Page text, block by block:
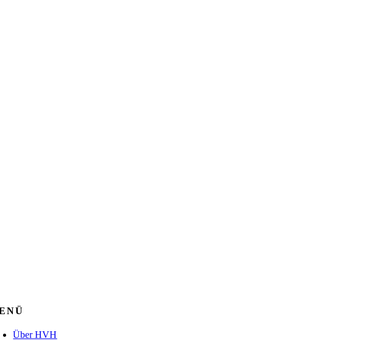
Über HVH